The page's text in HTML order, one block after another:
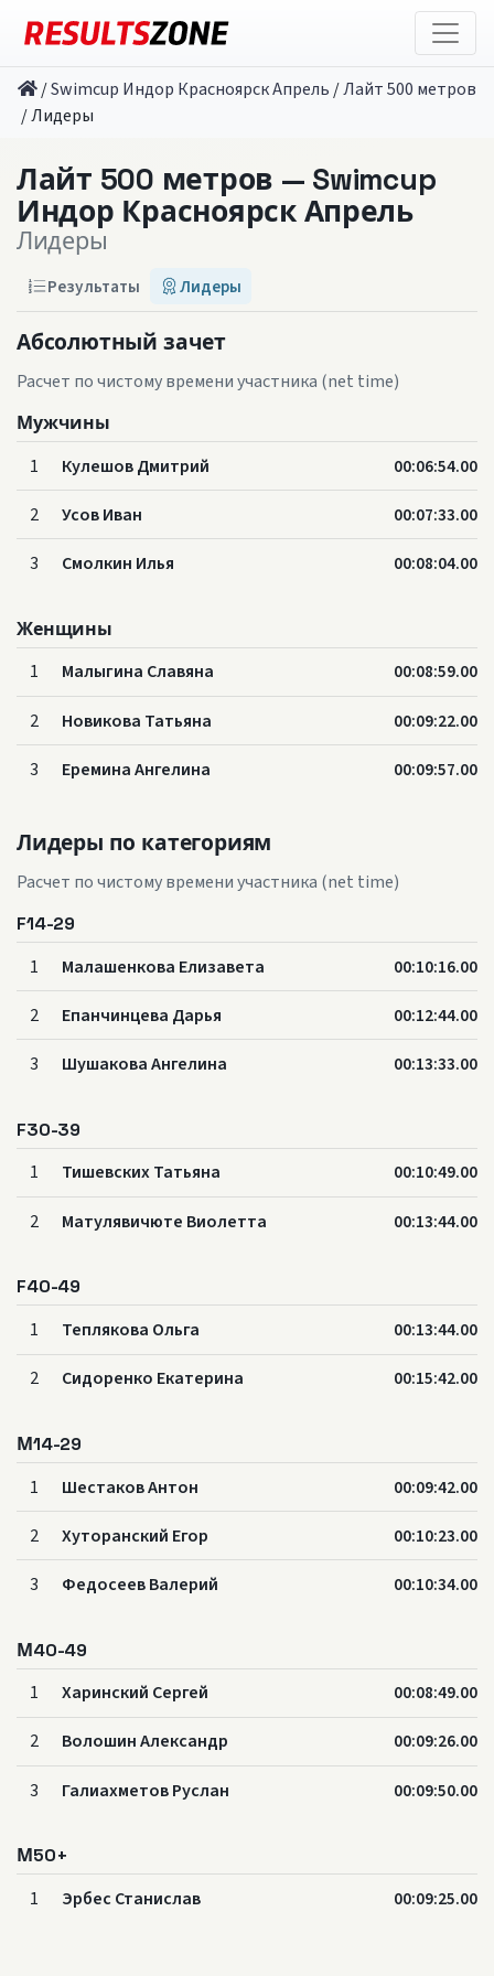
/Swimcup Индор Красноярск Апрель /Лайт 500 метров
/Лидеры
Лайт 500 метров — Swimcup
Индор Красноярск Апрель
Лидеры
Результаты Лидеры
Абсолютный зачет
Расчет по чистому времени участника (net time)
Мужчины
1 Кулешов Дмитрий 00:06:54.00
2 Усов Иван 00:07:33.00
3 Смолкин Илья 00:08:04.00
Женщины
1 Малыгина Славяна 00:08:59.00
2 Новикова Татьяна 00:09:22.00
3 Еремина Ангелина 00:09:57.00
Лидеры по категориям
Расчет по чистому времени участника (net time)
F14-29
1 Малашенкова Елизавета 00:10:16.00
2 Епанчинцева Дарья 00:12:44.00
3 Шушакова Ангелина 00:13:33.00
F30-39
1 Тишевских Татьяна 00:10:49.00
2 Матулявичюте Виолетта 00:13:44.00
F40-49
1 Теплякова Ольга 00:13:44.00
2 Сидоренко Екатерина 00:15:42.00
М14-29
1 Шестаков Антон 00:09:42.00
2 Хуторанский Егор 00:10:23.00
3 Федосеев Валерий 00:10:34.00
М40-49
1 Харинский Сергей 00:08:49.00
2 Волошин Александр 00:09:26.00
3 Галиахметов Руслан 00:09:50.00
М50+
1 Эрбес Станислав 00:09:25.00